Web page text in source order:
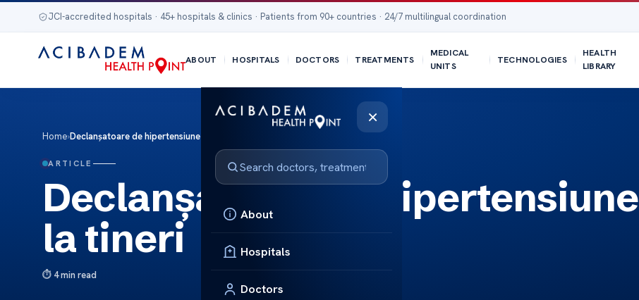
JCI-accredited hospitals · 45+ hospitals & clinics · Patients from 90+ countries · 24/7 multilingual coordination
ABOUT HOSPITALS DOCTORS TREATMENTS
MEDICAL
UNITS
TECHNOLOGIES
HEALTH
LIBRARY
×
About
Hospitals
Doctors
Home›Declanșatoare de hipertensiune la tineri
ARTICLE
Declanșatoare de hipertensiune
la tineri
4 min read